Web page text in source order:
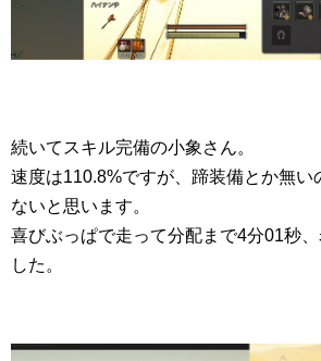
続いてスキル完備の小象さん。
速度は110.8%ですが、蹄装備とか無い
ないと思います。
喜びぶっぱで走って分配まで4分01秒
した。